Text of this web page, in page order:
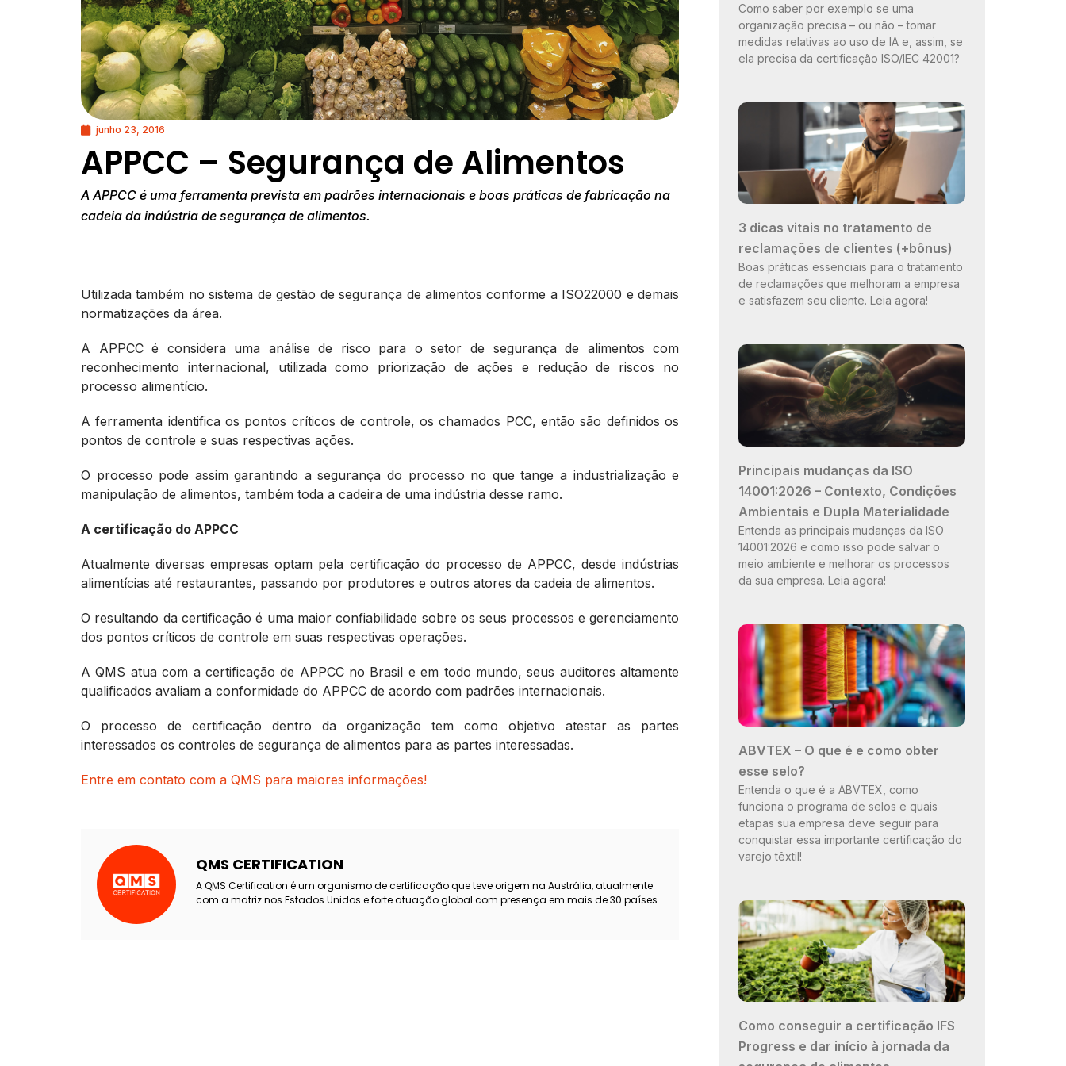
junho 23, 2016
APPCC – Segurança de Alimentos
A APPCC é uma ferramenta prevista em padrões internacionais e boas práticas de fabricação na
cadeia da indústria de segurança de alimentos.
Utilizada também no sistema de gestão de segurança de alimentos conforme a ISO22000 e demais
normatizações da área.
A APPCC é considera uma análise de risco para o setor de segurança de alimentos com
reconhecimento internacional, utilizada como priorização de ações e redução de riscos no
processo alimentício.
A ferramenta identifica os pontos críticos de controle, os chamados PCC, então são definidos os
pontos de controle e suas respectivas ações.
O processo pode assim garantindo a segurança do processo no que tange a industrialização e
manipulação de alimentos, também toda a cadeira de uma indústria desse ramo.
A certificação do APPCC
Atualmente diversas empresas optam pela certificação do processo de APPCC, desde indústrias
alimentícias até restaurantes, passando por produtores e outros atores da cadeia de alimentos.
O resultando da certificação é uma maior confiabilidade sobre os seus processos e gerenciamento
dos pontos críticos de controle em suas respectivas operações.
A QMS atua com a certificação de APPCC no Brasil e em todo mundo, seus auditores altamente
qualificados avaliam a conformidade do APPCC de acordo com padrões internacionais.
O processo de certificação dentro da organização tem como objetivo atestar as partes
interessados os controles de segurança de alimentos para as partes interessadas.
Entre em contato com a QMS para maiores informações!
QMS CERTIFICATION
A QMS Certification é um organismo de certificação que teve origem na Austrália, atualmente
com a matriz nos Estados Unidos e forte atuação global com presença em mais de 30 países.
Como saber por exemplo se uma
organização precisa – ou não – tomar
medidas relativas ao uso de IA e, assim, se
ela precisa da certificação ISO/IEC 42001?
3 dicas vitais no tratamento de
reclamações de clientes (+bônus)
Boas práticas essenciais para o tratamento
de reclamações que melhoram a empresa
e satisfazem seu cliente. Leia agora!
Principais mudanças da ISO
14001:2026 – Contexto, Condições
Ambientais e Dupla Materialidade
Entenda as principais mudanças da ISO
14001:2026 e como isso pode salvar o
meio ambiente e melhorar os processos
da sua empresa. Leia agora!
ABVTEX – O que é e como obter
esse selo?
Entenda o que é a ABVTEX, como
funciona o programa de selos e quais
etapas sua empresa deve seguir para
conquistar essa importante certificação do
varejo têxtil!
Como conseguir a certificação IFS
Progress e dar início à jornada da